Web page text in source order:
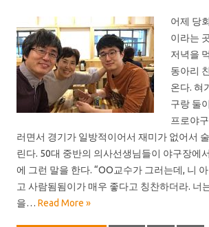
어제 당
이라는
저녁을
동아리
온다. 혀
구랑 둘
프로야
러면서 경기가 일방적이어서 재미가 없어서
린다. 50대 중반의 의사선생님들이 야구장에
에 그런 말을 한다. “OO교수가 그러는데, 니
고 사람됨됨이가 매우 좋다고 칭찬하더라. 너
을… Read More »